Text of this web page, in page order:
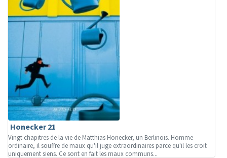
Honecker 21
Vingt chapitres de la vie de Matthias Honecker, un Berlinois. Homme
ordinaire, il souffre de maux qu'il juge extraordinaires parce qu'il les croit
uniquement siens. Ce sont en fait les maux communs...